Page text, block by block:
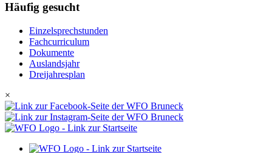
Häufig gesucht
Einzelsprechstunden
Fachcurriculum
Dokumente
Auslandsjahr
Dreijahresplan
×